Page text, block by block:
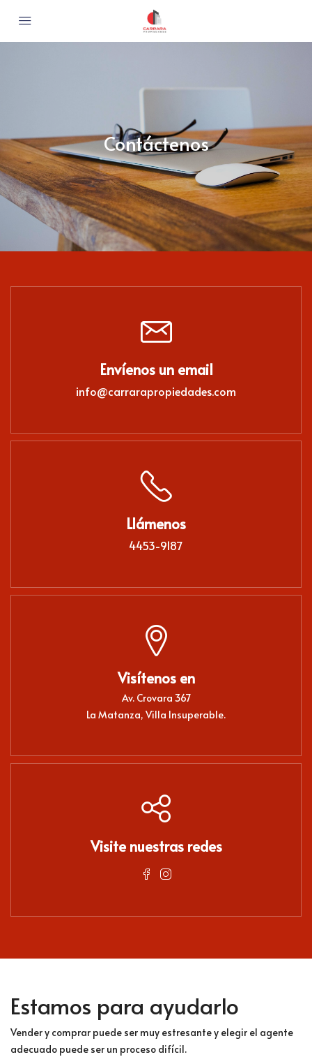
Contáctenos
Envíenos un email
info@carrarapropiedades.com
Llámenos
4453-9187
Visítenos en
Av. Crovara 367
La Matanza, Villa Insuperable.
Visite nuestras redes
Estamos para ayudarlo
Vender y comprar puede ser muy estresante y elegir el agente
adecuado puede ser un proceso difícil.